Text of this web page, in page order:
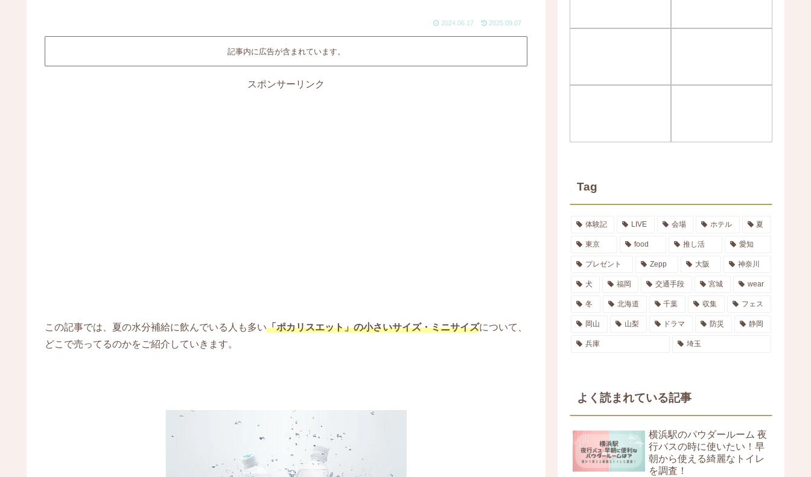
2024.06.17 2025.09.07
記事内に広告が含まれています。
スポンサーリンク
この記事では、夏の水分補給に飲んでいる人も多い「ポカリスエット」の小さいサイズ・ミニサイズについて、
どこで売ってるのかをご紹介していきます。
Tag
体験記 LIVE 会場 ホテル 夏
東京 food 推し活 愛知
プレゼント Zepp 大阪 神奈川
犬 福岡 交通手段 宮城 wear
冬 北海道 千葉 収集 フェス
岡山 山梨 ドラマ 防災 静岡
兵庫 埼玉
よく読まれている記事
横浜駅のパウダールーム 夜
行バスの時に使いたい！早
朝から使える綺麗なトイレ
を調査！